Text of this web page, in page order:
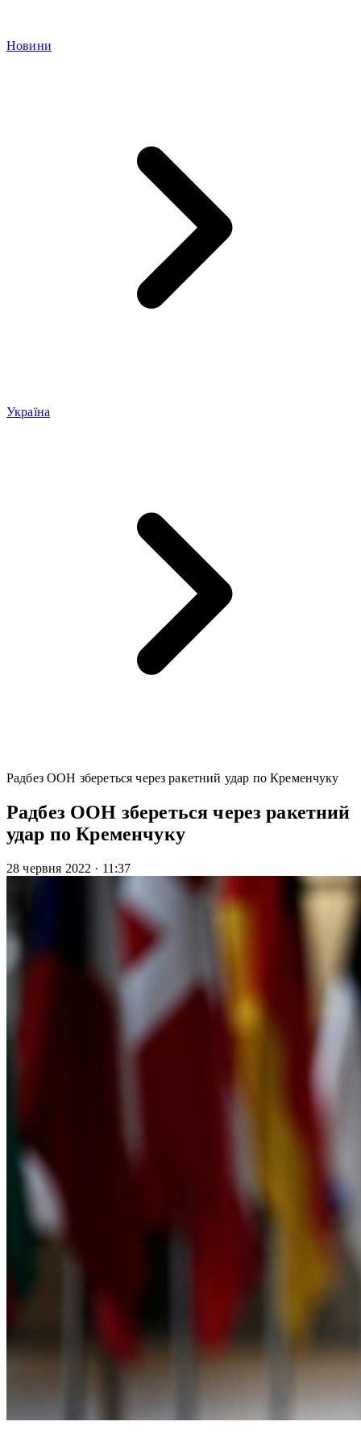
Новини
Україна
Радбез ООН збереться через ракетний удар по Кременчуку
Радбез ООН збереться через ракетний
удар по Кременчуку
28 червня 2022 · 11:37